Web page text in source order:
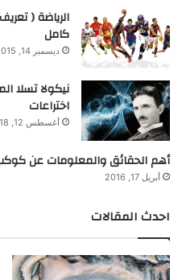
الرياضة (
كامل
ديسمبر 14, 2015
اختراعات
أغسطس 12, 2018
أهم الحقائق والمعلومات عن
أبريل 17, 2016
احدث المقالات